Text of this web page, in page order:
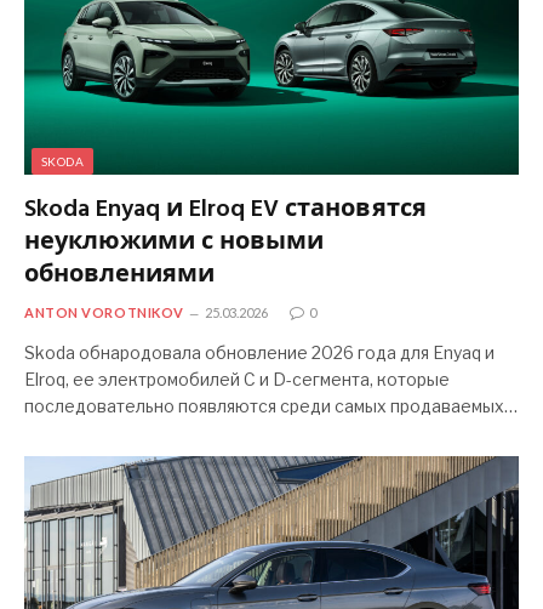
SKODA
Skoda Enyaq и Elroq EV становятся
неуклюжими с новыми
обновлениями
ANTON VOROTNIKOV 25.03.2026 0
Skoda обнародовала обновление 2026 года для Enyaq и
Elroq, ее электромобилей C и D-сегмента, которые
последовательно появляются среди самых продаваемых…